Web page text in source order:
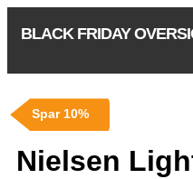
BLACK FRIDAY
Spar 10%
Nielsen